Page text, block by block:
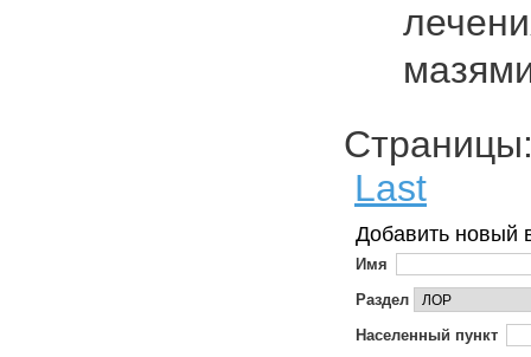
Last
Добавить новый
Имя
Раздел
Населенный пункт